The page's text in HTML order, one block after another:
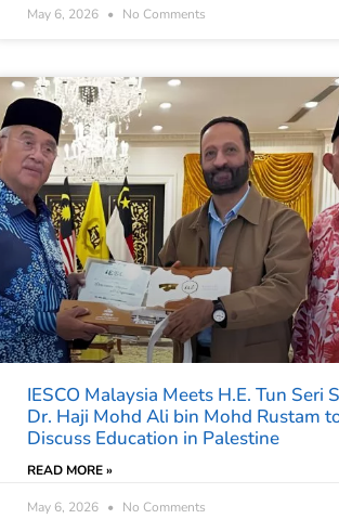
May 6, 2026 No Comments
IESCO Malaysia Meets H.E. Tun Seri
Dr. Haji Mohd Ali bin Mohd Rustam
Discuss Education in Palestine
READ MORE »
May 6, 2026 No Comments